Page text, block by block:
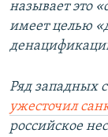
называет это
имеет целью
Ряд западных
ужесточил
российское